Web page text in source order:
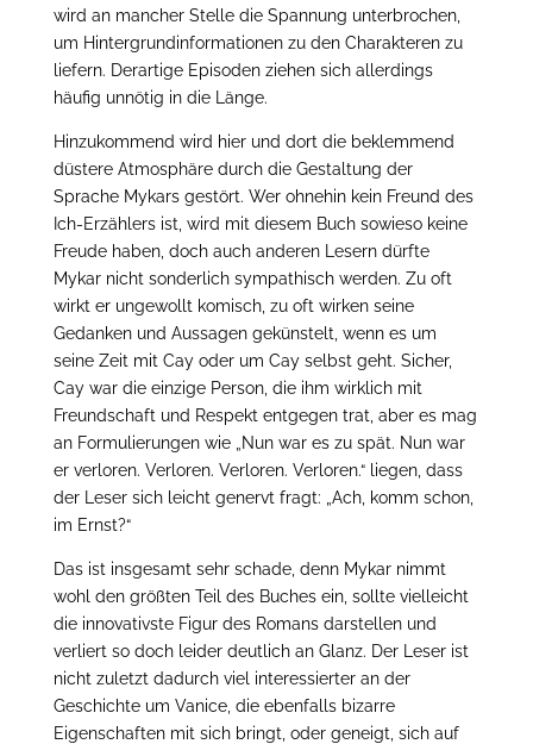
wird an mancher Stelle die Spannung unterbrochen,
um Hintergrundinformationen zu den Charakteren zu
liefern. Derartige Episoden ziehen sich allerdings
häufig unnötig in die Länge.
Hinzukommend wird hier und dort die beklemmend
düstere Atmosphäre durch die Gestaltung der
Sprache Mykars gestört. Wer ohnehin kein Freund des
Ich-Erzählers ist, wird mit diesem Buch sowieso keine
Freude haben, doch auch anderen Lesern dürfte
Mykar nicht sonderlich sympathisch werden. Zu oft
wirkt er ungewollt komisch, zu oft wirken seine
Gedanken und Aussagen gekünstelt, wenn es um
seine Zeit mit Cay oder um Cay selbst geht. Sicher,
Cay war die einzige Person, die ihm wirklich mit
Freundschaft und Respekt entgegen trat, aber es mag
an Formulierungen wie „Nun war es zu spät. Nun war
er verloren. Verloren. Verloren. Verloren.“ liegen, dass
der Leser sich leicht genervt fragt: „Ach, komm schon,
im Ernst?“
Das ist insgesamt sehr schade, denn Mykar nimmt
wohl den größten Teil des Buches ein, sollte vielleicht
die innovativste Figur des Romans darstellen und
verliert so doch leider deutlich an Glanz. Der Leser ist
nicht zuletzt dadurch viel interessierter an der
Geschichte um Vanice, die ebenfalls bizarre
Eigenschaften mit sich bringt, oder geneigt, sich auf